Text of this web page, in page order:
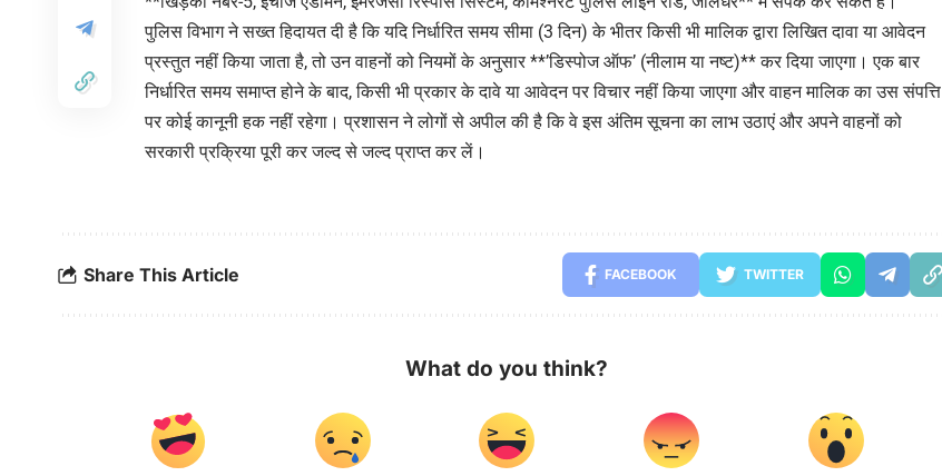
पुलिस विभाग ने सख्त हिदायत दी है कि यदि निर्धारित समय सीमा (3 दिन) के भीतर किसी भी मालिक द्वारा लिखित दावा या आवेदन
प्रस्तुत नहीं किया जाता है, तो उन वाहनों को नियमों के अनुसार **’डिस्पोज ऑफ’ (नीलाम या नष्ट)** कर दिया जाएगा। एक बार
निर्धारित समय समाप्त होने के बाद, किसी भी प्रकार के दावे या आवेदन पर विचार नहीं किया जाएगा और वाहन मालिक का उस संपत्ति
पर कोई कानूनी हक नहीं रहेगा। प्रशासन ने लोगों से अपील की है कि वे इस अंतिम सूचना का लाभ उठाएं और अपने वाहनों को
सरकारी प्रक्रिया पूरी कर जल्द से जल्द प्राप्त कर लें।
Share This Article FACEBOOK TWITTER
What do you think?